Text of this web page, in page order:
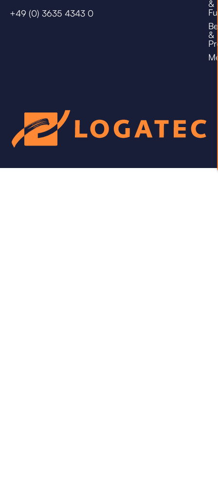
+49 (0) 3635 4343 0
&
&